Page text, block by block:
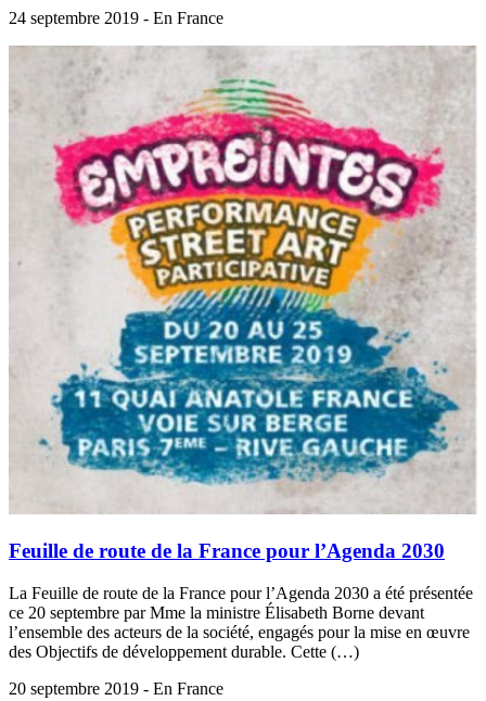
24 septembre 2019 - En France
Feuille de route de la France pour l’Agenda 2030
La Feuille de route de la France pour l’Agenda 2030 a été présentée
ce 20 septembre par Mme la ministre Élisabeth Borne devant
l’ensemble des acteurs de la société, engagés pour la mise en œuvre
des Objectifs de développement durable. Cette (…)
20 septembre 2019 - En France